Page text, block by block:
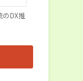
のDX推